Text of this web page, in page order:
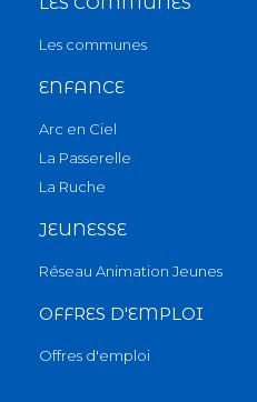
Les communes
ENFANCE
Arc en Ciel
La Passerelle
La Ruche
JEUNESSE
Réseau Animation Jeunes
OFFRES D'EMPLOI
Offres d'emploi